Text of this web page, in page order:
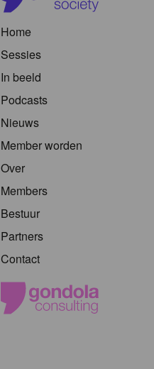
Home
Sessies
In beeld
Podcasts
Nieuws
Member worden
Over
Members
Bestuur
Partners
Contact